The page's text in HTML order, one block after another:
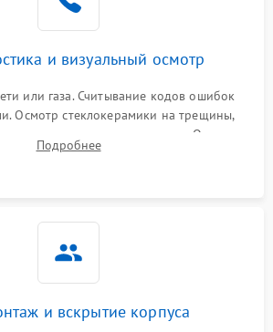
и визуальный осмотр
или газа. Считывание кодов ошибок
Осмотр стеклокерамики на трещины,
на равномерность нагрева. Опрос
(не включается, не видит посуду,
Подробнее
и вскрытие корпуса